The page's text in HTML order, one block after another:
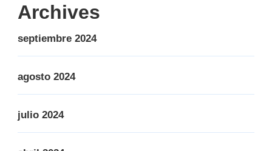
Archives
septiembre 2024
agosto 2024
julio 2024